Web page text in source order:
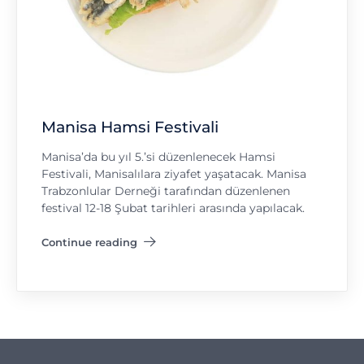
Manisa Hamsi Festivali
Manisa’da bu yıl 5.’si düzenlenecek Hamsi
Festivali, Manisalılara ziyafet yaşatacak. Manisa
Trabzonlular Derneği tarafından düzenlenen
festival 12-18 Şubat tarihleri arasında yapılacak.
Continue reading
"Manisa Hamsi Festivali"